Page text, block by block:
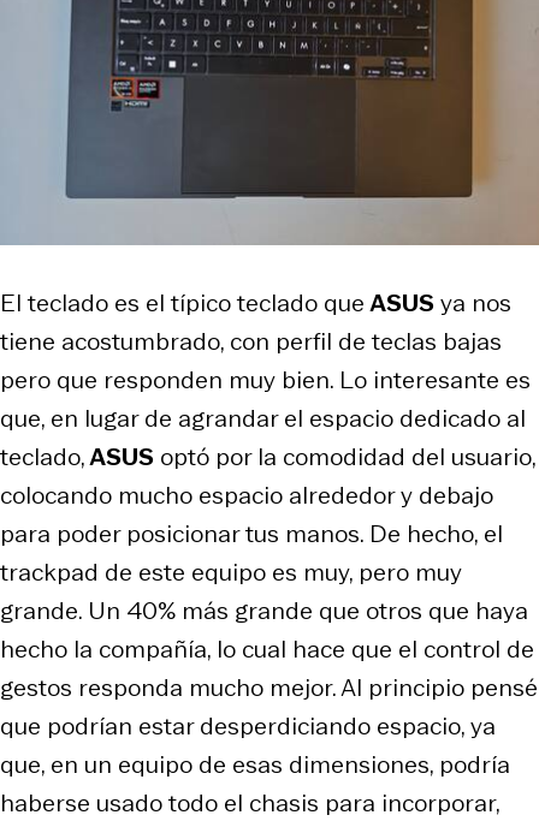
El teclado es el típico teclado queASUS ya nos
tiene acostumbrado, con perfil de teclas bajas
pero que responden muy bien. Lo interesante es
que, en lugar de agrandar el espacio dedicado al
teclado,ASUS optó por la comodidad del usuario,
colocando mucho espacio alrededor y debajo
para poder posicionar tus manos. De hecho, el
trackpad de este equipo es muy, pero muy
grande. Un 40% más grande que otros que haya
hecho la compañía, lo cual hace que el control de
gestos responda mucho mejor. Al principio pensé
que podrían estar desperdiciando espacio, ya
que, en un equipo de esas dimensiones, podría
haberse usado todo el chasis para incorporar,